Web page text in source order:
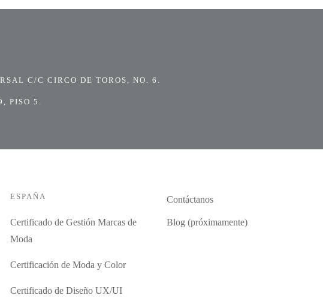
C/C CIRCO DE TOROS, NO. 6.
PISO 5.
ESPAÑA
Certificado de Gestión Marcas de
Moda
Certificación de Moda y Color
Certificado de Diseño UX/UI
Contáctanos
Blog (próximamente)